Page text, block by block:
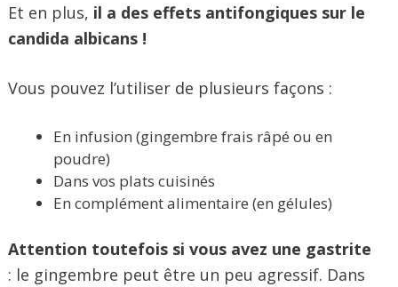
Et en plus, il a des effets antifongiques sur le
candida albicans !
Vous pouvez l’utiliser de plusieurs façons :
En infusion (gingembre frais râpé ou en
poudre)
Dans vos plats cuisinés
En complément alimentaire (en gélules)
Attention toutefois si vous avez une gastrite
: le gingembre peut être un peu agressif. Dans